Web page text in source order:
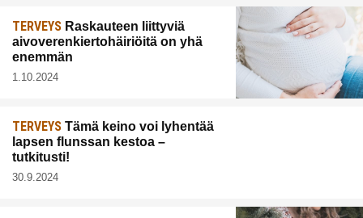
TERVEYS Raskauteen liittyviä
aivoverenkiertohäiriöitä on yhä
enemmän
1.10.2024
TERVEYS Tämä keino voi lyhentää
lapsen flunssan kestoa –
tutkitusti!
30.9.2024